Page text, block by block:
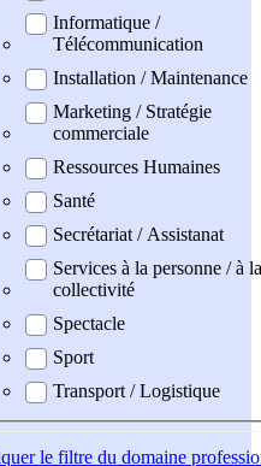
Informatique /
Télécommunication
Installation / Maintenance
Marketing / Stratégie
commerciale
Ressources Humaines
Santé
Secrétariat / Assistanat
Services à la personne / à la
collectivité
Spectacle
Sport
Transport / Logistique
le filtre du domaine